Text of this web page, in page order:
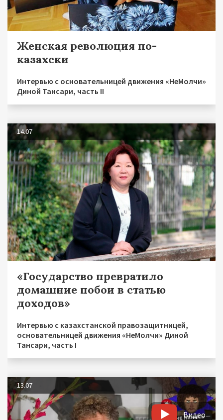
Женская революция по-
казахски
Интервью с основательницей движения «НеМолчи»
Диной Тансари, часть II
14.07
«Государство превратило
домашние побои в статью
доходов»
Интервью с казахстанской правозащитницей,
основательницей движения «НеМолчи» Диной
Тансари, часть I
13.07
Видео